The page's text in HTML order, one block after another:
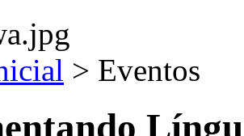
> Eventos